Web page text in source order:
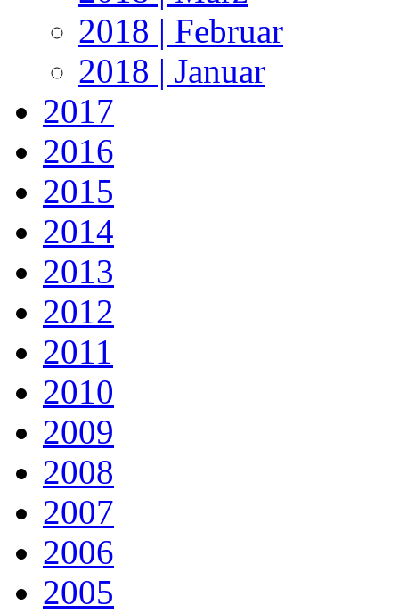
2018 | Februar
2018 | Januar
2017
2016
2015
2014
2013
2012
2011
2010
2009
2008
2007
2006
2005